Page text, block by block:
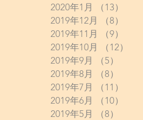
2020年1月
（13）
2019年12月
（8）
2019年11月
（9）
2019年10月
（12）
2019年9月
（5）
2019年8月
（8）
2019年7月
（11）
2019年6月
（10）
2019年5月
（8）